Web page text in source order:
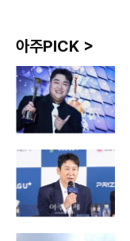
아주PICK >